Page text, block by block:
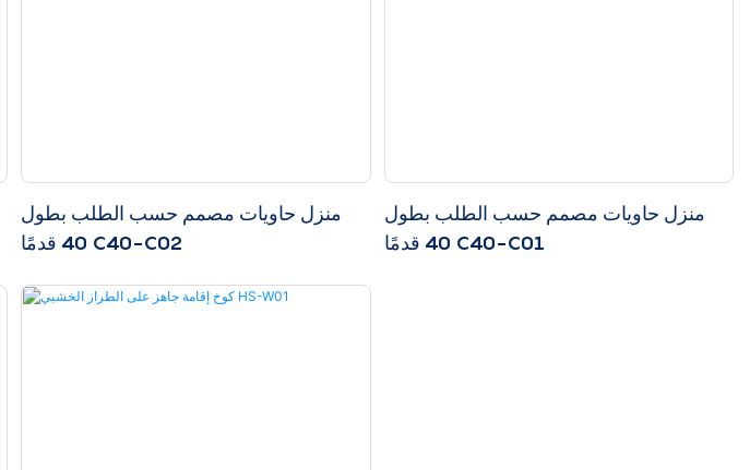
منزل حاويات مصمم حسب الطلب بطول
40 قدمًا C40-C02
منزل حاويات مصمم حسب الطلب بطول
40 قدمًا C40-C01